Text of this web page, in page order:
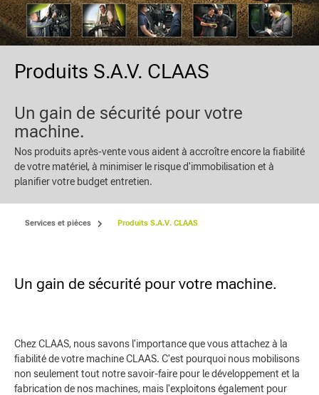
Produits S.A.V. CLAAS
Un gain de sécurité pour votre
machine.
Nos produits après-vente vous aident à accroître encore la fiabilité
de votre matériel, à minimiser le risque d'immobilisation et à
planifier votre budget entretien.
Services et pièces Produits S.A.V. CLAAS
Un gain de sécurité pour votre machine.
Chez CLAAS, nous savons l'importance que vous attachez à la
fiabilité de votre machine CLAAS. C'est pourquoi nous mobilisons
non seulement tout notre savoir-faire pour le développement et la
fabrication de nos machines, mais l'exploitons également pour